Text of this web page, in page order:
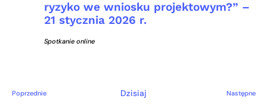
ryzyko we wniosku projektowym?” –
21 stycznia 2026 r.
Spotkanie online
PoprzednieWydarzenia Dzisiaj Następne